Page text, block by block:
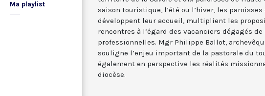
Ma playlist
saison touristique, l’été ou l’hiver, les
développent leur accueil, multiplient les
rencontres à l’égard des vacanciers dégagés
professionnelles. Mgr Philippe Ballot,
souligne l’enjeu important de la pastorale du
également en perspective les réalités
diocèse.